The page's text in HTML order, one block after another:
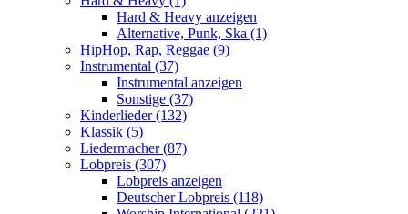
Hard & Heavy anzeigen
Alternative, Punk, Ska (1)
HipHop, Rap, Reggae (9)
Instrumental (37)
Instrumental anzeigen
Sonstige (37)
Kinderlieder (132)
Klassik (5)
Liedermacher (87)
Lobpreis (307)
Lobpreis anzeigen
Deutscher Lobpreis (118)